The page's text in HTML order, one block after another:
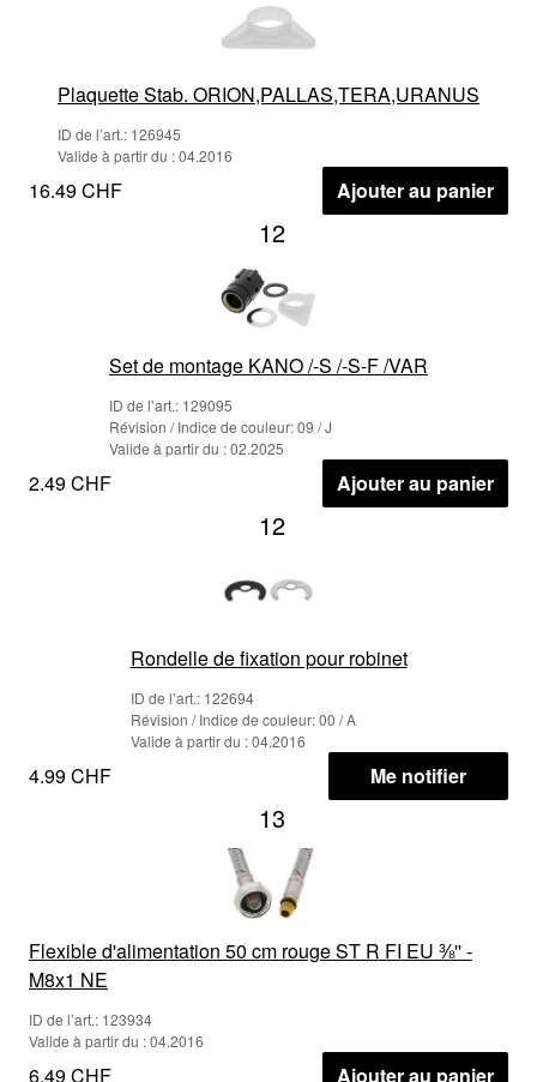
Plaquette Stab. ORION,PALLAS,TERA,URANUS
ID de l’art.: 126945
Valide à partir du : 04.2016
16.49 CHF Ajouter au panier
12
Set de montage KANO /-S /-S-F /VAR
ID de l’art.: 129095
Révision / Indice de couleur: 09 / J
Valide à partir du : 02.2025
2.49 CHF Ajouter au panier
12
Rondelle de fixation pour robinet
ID de l’art.: 122694
Révision / Indice de couleur: 00 / A
Valide à partir du : 04.2016
4.99 CHF Me notifier
13
Flexible d'alimentation 50 cm rouge ST R FI EU ⅜'' -
M8x1 NE
ID de l’art.: 123934
Valide à partir du : 04.2016
6.49 CHF Ajouter au panier